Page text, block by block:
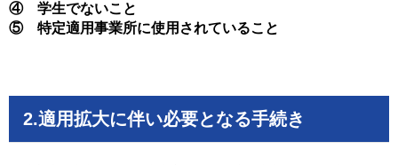
④ 学生でないこと
⑤ 特定適用事業所に使用されていること
2.適用拡大に伴い必要となる手続き